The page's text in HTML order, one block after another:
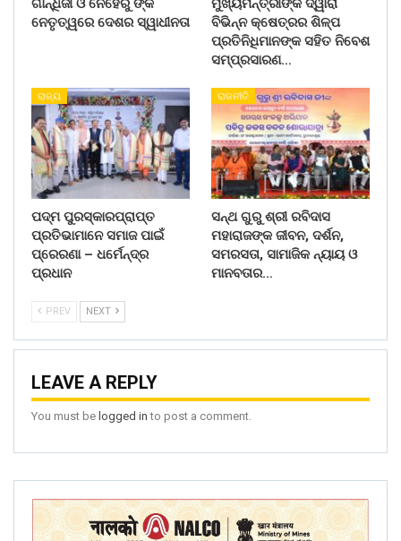
ଗାନ୍ଧିଜୀ ଓ ନେହେରୁ ଙ୍କ
ନେତୃତ୍ୱରେ ଦେଶର ସ୍ୱାଧୀନତା
ମୁଖ୍ୟମନ୍ତ୍ରୀଙ୍କ ଦ୍ୱାରା
ବିଭିନ୍ନ କ୍ଷେତ୍ରର ଶିଳ୍ପ
ପ୍ରତିନିଧିମାନଙ୍କ ସହିତ ନିବେଶ
ସମ୍ପ୍ରସାରଣ…
ରାଜ୍ୟ
ପଦ୍ମ ପୁରସ୍କାରପ୍ରାପ୍ତ
ପ୍ରତିଭାମାନେ ସମାଜ ପାଇଁ
ପ୍ରେରଣା – ଧର୍ମେନ୍ଦ୍ର
ପ୍ରଧାନ
ରାଜନୀତି
ସନ୍ଥ ଗୁରୁ ଶ୍ରୀ ରବିଦାସ
ମହାରାଜଙ୍କ ଜୀବନ, ଦର୍ଶନ,
ସମରସତା, ସାମାଜିକ ନ୍ୟାୟ ଓ
ମାନବତାର…
PREV NEXT
LEAVE A REPLY
You must be logged in to post a comment.